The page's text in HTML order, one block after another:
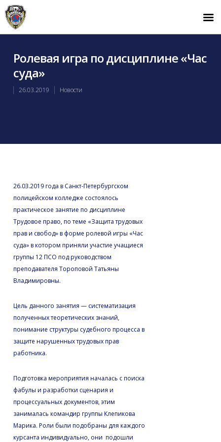
Ролевая игра по дисциплине «Час
суда»
26.03.2019 Новости
26.03.2019 года в Санкт-Петербургском
полицейском колледже состоялось
практическое занятие по дисциплине
Трудовое право, по теме «Защита трудовых
прав и свобод» в форме ролевой игры «Час
суда» в котором приняли участие учащиеся
группы 12 ПСО под руководством
преподавателя Тороповой Татьяны
Владимировны.
Цель данного занятия — систематизация
полученных теоретических знаний,
понимание структуры судебного процесса в
защите нарушенных трудовых прав
работника.
Подготовка мероприятия началась с поиска
фабулы и разработки сценария и
процессуальных документов, этим
занималась командир группы Клепикова
Марика. Роли были подобраны для каждого
курсанта индивидуально, они подошли